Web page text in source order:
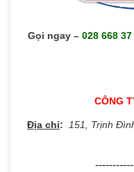
Gọi ngay – 028 668
CÔNG
Địa chỉ: 151, Trịnh